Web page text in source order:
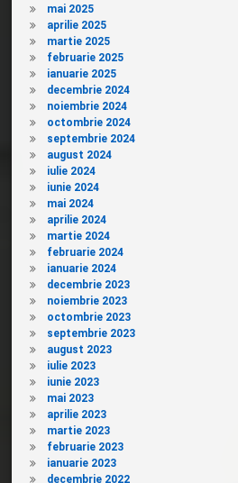
mai 2025
aprilie 2025
martie 2025
februarie 2025
ianuarie 2025
decembrie 2024
noiembrie 2024
octombrie 2024
septembrie 2024
august 2024
iulie 2024
iunie 2024
mai 2024
aprilie 2024
martie 2024
februarie 2024
ianuarie 2024
decembrie 2023
noiembrie 2023
octombrie 2023
septembrie 2023
august 2023
iulie 2023
iunie 2023
mai 2023
aprilie 2023
martie 2023
februarie 2023
ianuarie 2023
decembrie 2022